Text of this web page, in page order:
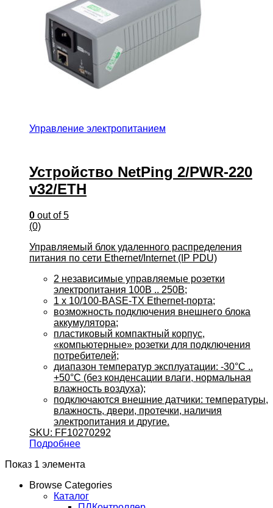
Управление электропитанием
Устройство NetPing 2/PWR-220
v32/ETH
0 out of 5
(0)
Управляемый блок удаленного распределения
питания по сети Ethernet/Internet (IP PDU)
2 независимые управляемые розетки
электропитания 100В .. 250В;
1 х 10/100-BASE-TX Ethernet-порта;
возможность подключения внешнего блока
аккумулятора;
пластиковый компактный корпус,
«компьютерные» розетки для подключения
потребителей;
диапазон температур эксплуатации: -30°C ..
+50°C (без конденсации влаги, нормальная
влажность воздуха);
подключаются внешние датчики: температуры,
влажность, двери, протечки, наличия
электропитания и другие.
SKU: FF10270292
Подробнее
Показ 1 элемента
Browse Categories
Каталог